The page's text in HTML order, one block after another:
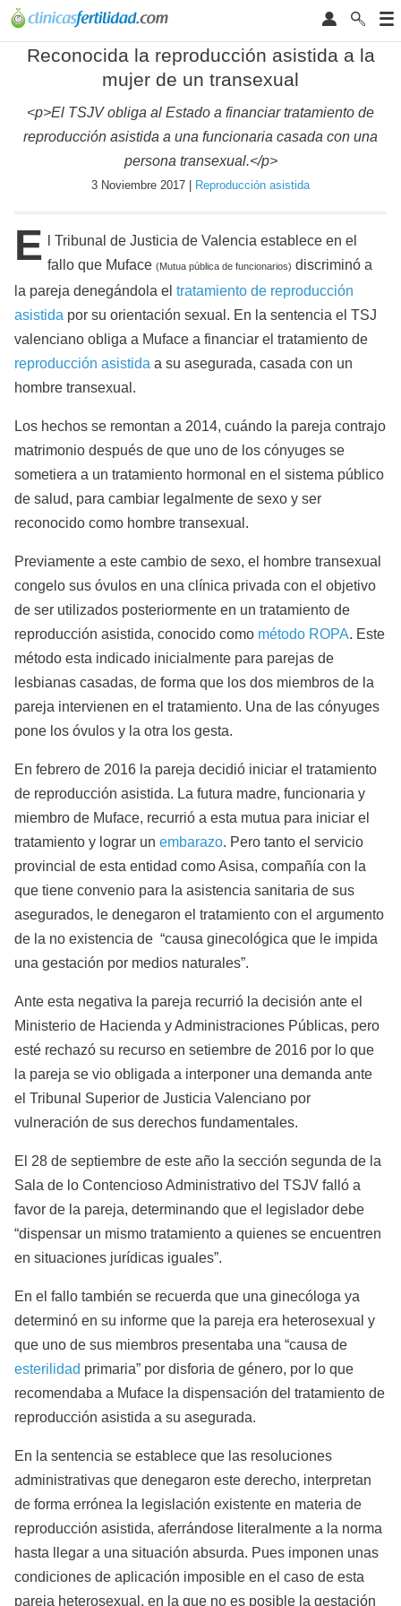
Reconocida la reproducción asistida a la
mujer de un transexual
<p>El TSJV obliga al Estado a financiar tratamiento de
reproducción asistida a una funcionaria casada con una
persona transexual.</p>
3 Noviembre 2017 | Reproducción asistida
E
l Tribunal de Justicia de Valencia establece en el
fallo que Muface (Mutua pública de funcionarios) discriminó a
la pareja denegándola el tratamiento de reproducción
asistida por su orientación sexual. En la sentencia el TSJ
valenciano obliga a Muface a financiar el tratamiento de
reproducción asistida a su asegurada, casada con un
hombre transexual.
Los hechos se remontan a 2014, cuándo la pareja contrajo
matrimonio después de que uno de los cónyuges se
sometiera a un tratamiento hormonal en el sistema público
de salud, para cambiar legalmente de sexo y ser
reconocido como hombre transexual.
Previamente a este cambio de sexo, el hombre transexual
congelo sus óvulos en una clínica privada con el objetivo
de ser utilizados posteriormente en un tratamiento de
reproducción asistida, conocido como método ROPA. Este
método esta indicado inicialmente para parejas de
lesbianas casadas, de forma que los dos miembros de la
pareja intervienen en el tratamiento. Una de las cónyuges
pone los óvulos y la otra los gesta.
En febrero de 2016 la pareja decidió iniciar el tratamiento
de reproducción asistida. La futura madre, funcionaria y
miembro de Muface, recurrió a esta mutua para iniciar el
tratamiento y lograr un embarazo. Pero tanto el servicio
provincial de esta entidad como Asisa, compañía con la
que tiene convenio para la asistencia sanitaria de sus
asegurados, le denegaron el tratamiento con el argumento
de la no existencia de “causa ginecológica que le impida
una gestación por medios naturales”.
Ante esta negativa la pareja recurrió la decisión ante el
Ministerio de Hacienda y Administraciones Públicas, pero
esté rechazó su recurso en setiembre de 2016 por lo que
la pareja se vio obligada a interponer una demanda ante
el Tribunal Superior de Justicia Valenciano por
vulneración de sus derechos fundamentales.
El 28 de septiembre de este año la sección segunda de la
Sala de lo Contencioso Administrativo del TSJV falló a
favor de la pareja, determinando que el legislador debe
“dispensar un mismo tratamiento a quienes se encuentren
en situaciones jurídicas iguales”.
En el fallo también se recuerda que una ginecóloga ya
determinó en su informe que la pareja era heterosexual y
que uno de sus miembros presentaba una “causa de
esterilidad primaria” por disforia de género, por lo que
recomendaba a Muface la dispensación del tratamiento de
reproducción asistida a su asegurada.
En la sentencia se establece que las resoluciones
administrativas que denegaron este derecho, interpretan
de forma errónea la legislación existente en materia de
reproducción asistida, aferrándose literalmente a la norma
hasta llegar a una situación absurda. Pues imponen unas
condiciones de aplicación imposible en el caso de esta
pareja heterosexual, en la que no es posible la gestación